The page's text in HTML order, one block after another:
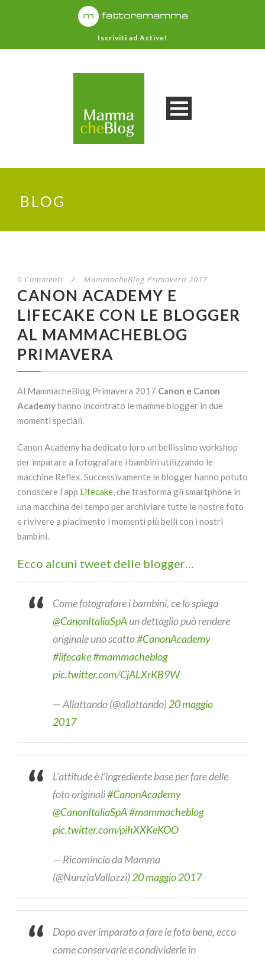
Iscriviti ad Active!
BLOG
0 Commenti / MammacheBlog Primavera 2017
CANON ACADEMY E
LIFECAKE CON LE BLOGGER
AL MAMMACHEBLOG
PRIMAVERA
Al MammacheBlog Primavera 2017 Canon e Canon
Academyhanno incontrato le mamme blogger in due
momenti speciali.
Canon Academy ha dedicato loro un bellissimo workshop
per imparare a fotografare i bambini utilizzando le
macchine Reflex. Successivamente le blogger hanno potuto
conoscere l’app Lifecake, che trasforma gli smartphone in
una macchina del tempo per archiviare tutte le nostre foto
e rivivere a piacimento i momenti più belli con i nostri
bambini.
Ecco alcuni tweet delle blogger…
Come fotografare i bambini, ce lo spiega
@CanonItaliaSpAun dettaglio può rendere
originale uno scatto#CanonAcademy
#lifecake#mammacheblog
pic.twitter.com/CjALXrKB9W
— Allattando (@allattando) 20 maggio
2017
L’attitude è l’ingrediente base per fare delle
foto originali#CanonAcademy
@CanonItaliaSpA#mammacheblog
pic.twitter.com/pihXXKeKOO
— Ricomincio da Mamma
(@NunziaVallozzi) 20 maggio 2017
Dopo aver imparato a fare le foto bene, ecco
come conservarle e condividerle in